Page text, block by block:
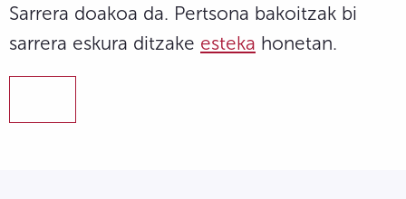
Sarrera doakoa da. Pertsona bakoitzak bi
sarrera eskura ditzake esteka honetan.